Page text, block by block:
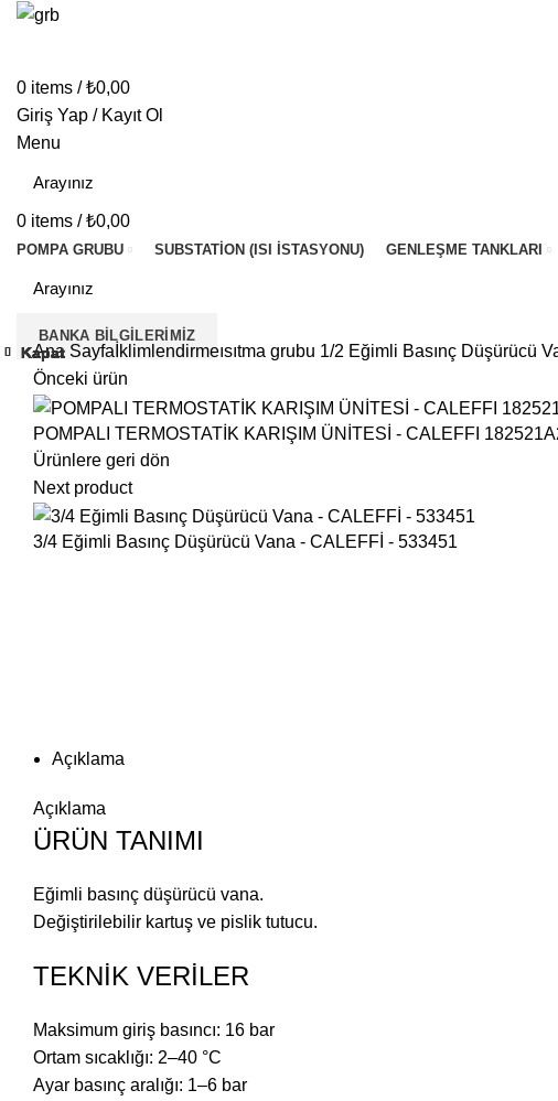
0 items / ₺0,00
Giriş Yap / Kayıt Ol
Menu
0 items / ₺0,00
POMPA GRUBU SUBSTATION (ISI İSTASYONU) GENLEŞME TANKLARI
BANKA BILGILERIMIZ
Ana Sayfa İklimlendirmeısıtma grubu 1/2 Eğimli Basınç Düşürücü
Önceki ürün
POMPALI TERMOSTATİK KARIŞIM ÜNİTESİ - CALEFFI
Ürünlere geri dön
Next product
3/4 Eğimli Basınç Düşürücü Vana - CALEFFİ - 533451
Açıklama
Açıklama
ÜRÜN TANIMI
Eğimli basınç düşürücü vana.
Değiştirilebilir kartuş ve pislik tutucu.
TEKNİK VERİLER
Maksimum giriş basıncı: 16 bar
Ortam sıcaklığı: 2–40 °C
Ayar basınç aralığı: 1–6 bar
Kapat
Kapat
Kapat
Kapat
Kapat
Kapat
Kapat
Kapat